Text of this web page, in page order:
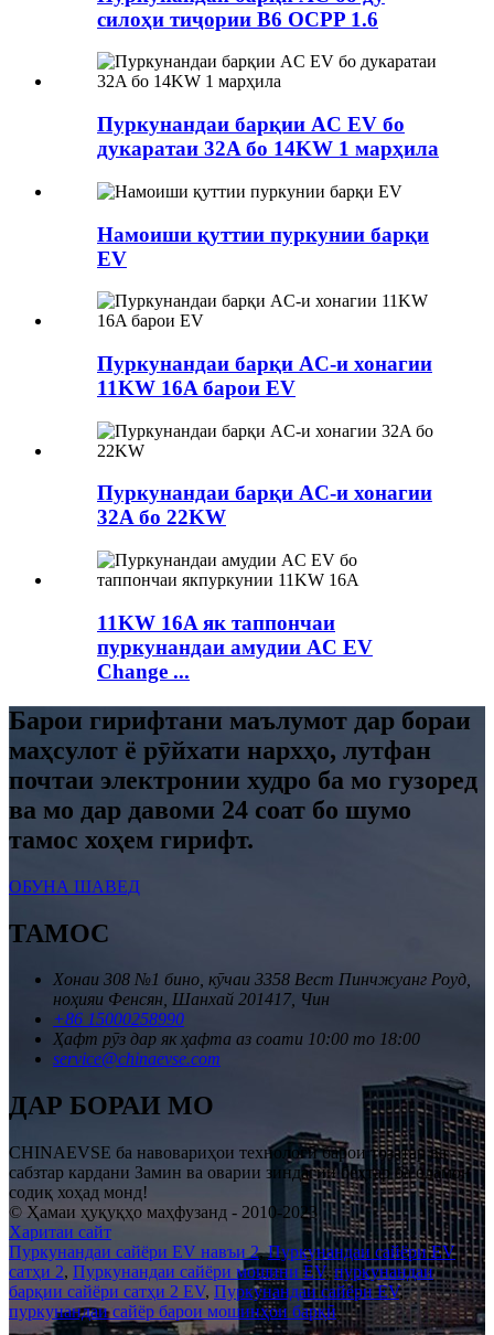
силоҳи тиҷории B6 OCPP 1.6
Пуркунандаи барқии AC EV бо
дукаратаи 32A бо 14KW 1 марҳила
Намоиши қуттии пуркунии барқи
EV
Пуркунандаи барқи AC-и хонагии
11KW 16A барои EV
Пуркунандаи барқи AC-и хонагии
32A бо 22KW
11KW 16A як таппончаи
пуркунандаи амудии AC EV
Change ...
Барои гирифтани маълумот дар бораи
маҳсулот ё рӯйхати нархҳо, лутфан
почтаи электронии худро ба мо гузоред
ва мо дар давоми 24 соат бо шумо
тамос хоҳем гирифт.
ОБУНА ШАВЕД
ТАМОС
Хонаи 308 №1 бино, кӯчаи 3358 Вест Пинчжуанг Роуд,
ноҳияи Фенсян, Шанхай 201417, Чин
+86 15000258990
Ҳафт рӯз дар як ҳафта аз соати 10:00 то 18:00
service@chinaevse.com
ДАР БОРАИ МО
CHINAEVSE ба навовариҳои технологӣ барои тозатар ва
сабзтар кардани Замин ва оварии зиндагии беҳтар ба одамон
содиқ хоҳад монд!
© Ҳамаи ҳуқуқҳо маҳфузанд - 2010-2023
Харитаи сайт
Пуркунандаи сайёри EV навъи 2,Пуркунандаи сайёри EV
сатҳи 2, Пуркунандаи сайёри мошини EV,пуркунандаи
барқии сайёри сатҳи 2 EV, Пуркунандаи сайёри EV,
пуркунандаи сайёр барои мошинҳои барқӣ,